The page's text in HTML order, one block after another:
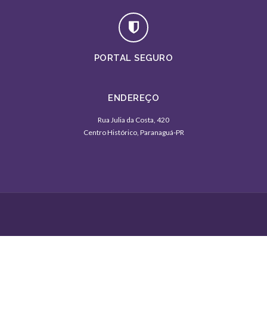
PORTAL SEGURO
ENDEREÇO
Rua Julia da Costa, 420
Centro Histórico, Paranaguá-PR